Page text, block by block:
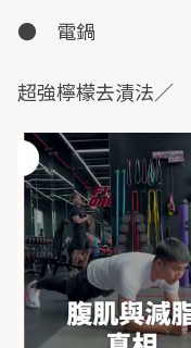
● 電鍋
超強檸檬去漬法／